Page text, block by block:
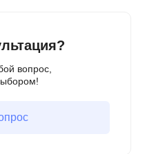
вопрос,